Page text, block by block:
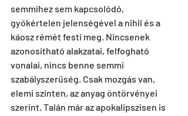
semmihez sem kapcsolódó,
gyökértelen jelenségével a nihil és a
káosz rémét festi meg. Nincsenek
azonosítható alakzatai, felfogható
vonalai, nincs benne semmi
szabályszerűség. Csak mozgás van,
elemi szinten, az anyag öntörvényei
szerint. Talán már az apokalipszisen is